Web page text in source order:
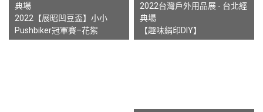
典場
2022【展昭凹豆盃】小小
Pushbiker冠軍賽–花絮
2022台灣戶外用品展 - 台北經
典場
【趣味絹印DIY】